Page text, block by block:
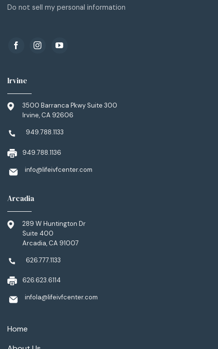
Do not sell my personal information
Home
Irvine
3500 Barranca Pkwy Suite 300
Irvine, CA 92606
949.788.1133
949.788.1136
info@lifeivfcenter.com
Arcadia
289 W Huntington Dr
Suite 400
Arcadia, CA 91007
626.777.1133
626.623.6114
infola@lifeivfcenter.com